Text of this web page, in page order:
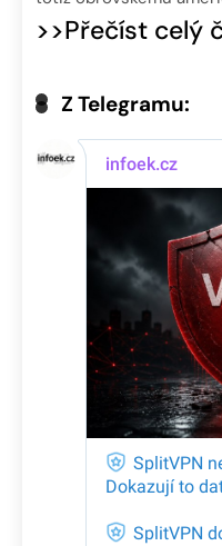
>>Přečíst celý
Z Telegramu: